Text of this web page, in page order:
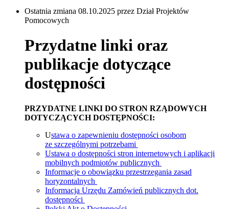
Ostatnia zmiana 08.10.2025 przez Dział Projektów
Pomocowych
Przydatne linki oraz
publikacje dotyczące
dostępności
PRZYDATNE LINKI DO STRON RZĄDOWYCH
DOTYCZĄCYCH DOSTĘPNOŚCI:
Ustawa o zapewnieniu dostępności osobom
ze szczególnymi potrzebami
Ustawa o dostępności stron internetowych i aplikacji
mobilnych podmiotów publicznych
Informacje o obowiązku przestrzegania zasad
horyzontalnych
Informacja Urzędu Zamówień publicznych dot.
dostępności